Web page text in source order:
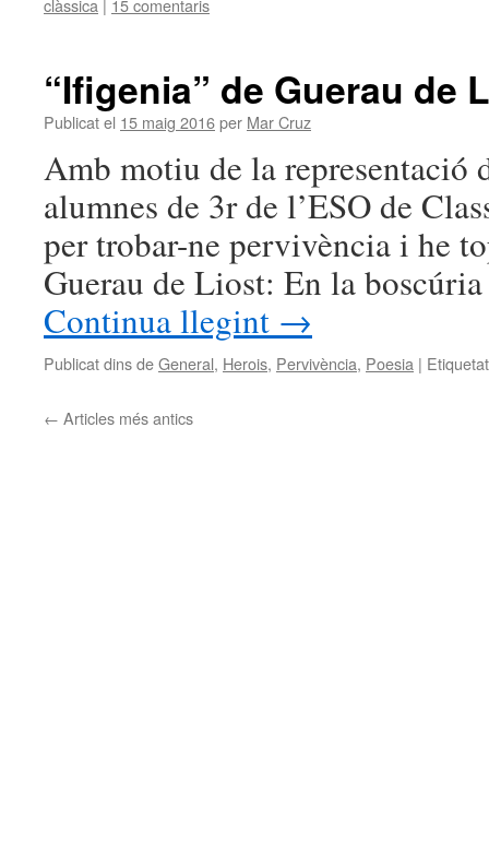
clàssica 15 comentaris
“Ifigenia” de Guerau de
Publicat el 15 maig 2016per Mar Cruz
Amb motiu de la representació
alumnes de 3r de l’ESO de
per trobar-ne pervivència i he
Guerau de Liost: En la
Continua llegint →
Publicat dins deGeneral, Herois, Pervivència, Poesia |
← Articles més antics